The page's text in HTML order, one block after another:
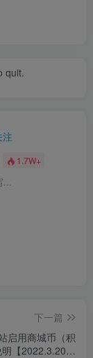
quit.
注
1.7W+
下一篇
启用商城币（积
【2022.3.20更